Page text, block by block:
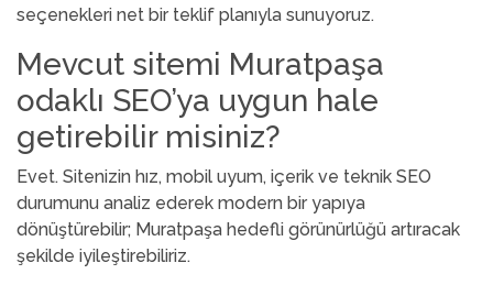
seçenekleri net bir teklif planıyla sunuyoruz.
Mevcut sitemi Muratpaşa
odaklı SEO’ya uygun hale
getirebilir misiniz?
Evet. Sitenizin hız, mobil uyum, içerik ve teknik SEO
durumunu analiz ederek modern bir yapıya
dönüştürebilir; Muratpaşa hedefli görünürlüğü artıracak
şekilde iyileştirebiliriz.